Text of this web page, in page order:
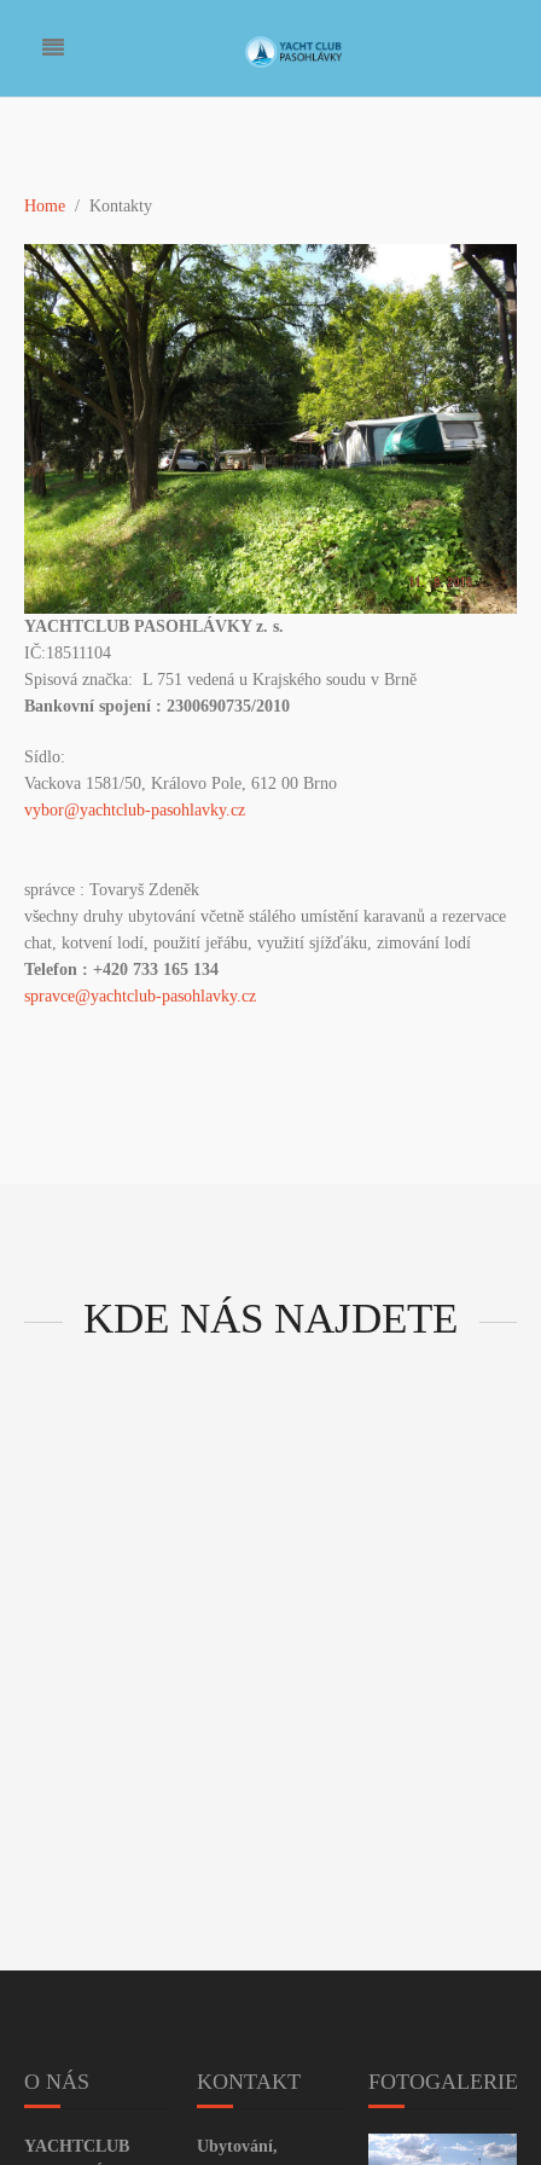
Home Kontakty
YACHTCLUB PASOHLÁVKY z. s.
IČ:18511104
Spisová značka: L 751 vedená u Krajského soudu v Brně
Bankovní spojení : 2300690735/2010
Sídlo:
Vackova 1581/50, Královo Pole, 612 00 Brno
vybor@yachtclub-pasohlavky.cz
správce : Tovaryš Zdeněk
všechny druhy ubytování včetně stálého umístění karavanů a rezervace
chat, kotvení lodí, použití jeřábu, využití sjížďáku, zimování lodí
Telefon : +420 733 165 134
spravce@yachtclub-pasohlavky.cz
KDE NÁS NAJDETE
O NÁS
YACHTCLUB
KONTAKT
Ubytování,
FOTOGALERIE